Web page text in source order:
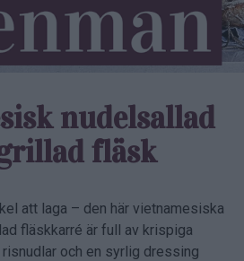
nudelsallad
fläsk
att laga – den här vietnamesiska
fläskkarré är full av krispiga
och en syrlig dressing